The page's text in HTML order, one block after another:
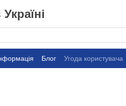
Блог Угода користувача